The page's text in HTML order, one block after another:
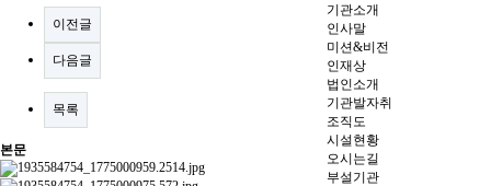
기관소개
인사말
미션&비전
인재상
법인소개
기관발자취
조직도
시설현황
오시는길
부설기관
이전글
다음글
목록
본문